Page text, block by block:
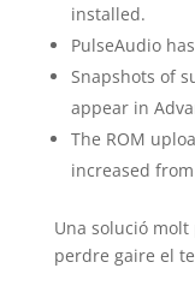
installed.
PulseAudio
Snapshots of
appear in
The ROM
increased
Una solució
perdre gaire el